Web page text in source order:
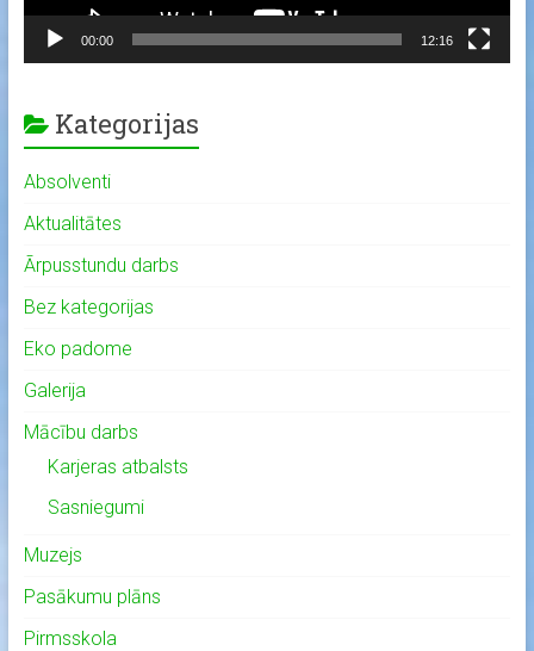
00:00 12:16
Kategorijas
Absolventi
Aktualitātes
Ārpusstundu darbs
Bez kategorijas
Eko padome
Galerija
Mācību darbs
Karjeras atbalsts
Sasniegumi
Muzejs
Pasākumu plāns
Pirmsskola